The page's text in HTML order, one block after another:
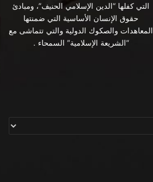
التي كفلها “الدين الإسلامي الحنيف”، ومبادئ
حقوق الإنسان الأساسية التي ضمنتها
المعاهدات والصكوك الدولية والتي تتماشى مع
“الشريعة الإسلامية” السمحاء .